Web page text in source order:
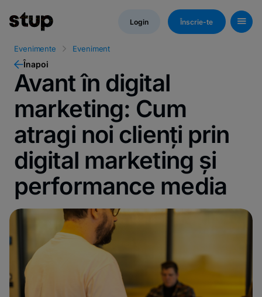
Login Înscrie-te
Evenimente Eveniment
Înapoi
Avant în digital
marketing: Cum
atragi noi clienți prin
digital marketing și
performance media